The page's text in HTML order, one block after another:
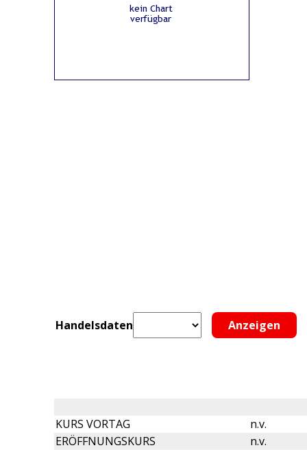
Handelsdaten
KURS VORTAG
n.v.
ERÖFFNUNGSKURS
n.v.